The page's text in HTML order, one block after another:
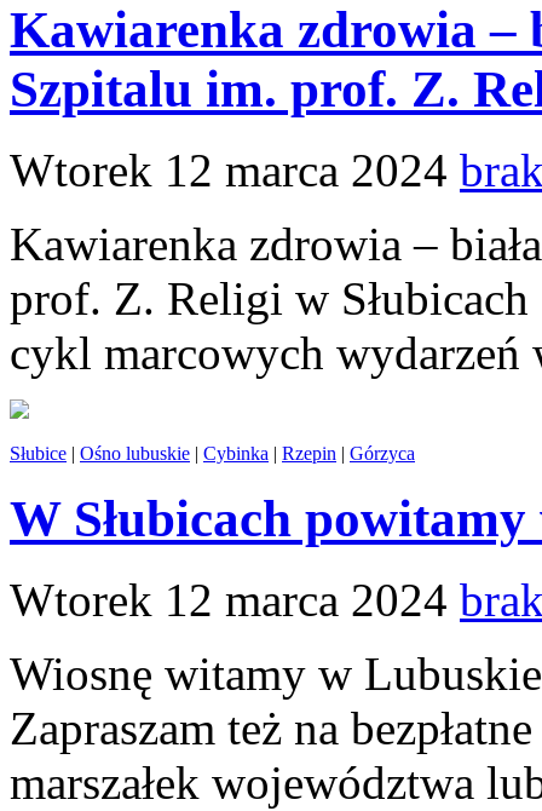
Kawiarenka zdrowia –
Szpitalu im. prof. Z.
Wtorek 12 marca 2024
Kawiarenka zdrowia –
prof. Z. Religi w
cykl marcowych wydarzeń
Słubice | Ośno lubuskie | Cybinka | Rzepin | Górzyca
W Słubicach
Wtorek 12 marca 2024
Wiosnę witamy w
Zapraszam też na
marszałek województwa